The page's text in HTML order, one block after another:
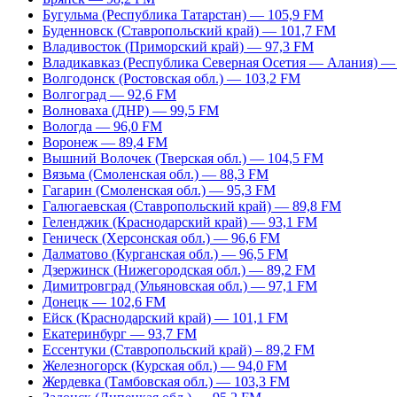
Бугульма (Республика Татарстан) — 105,9 FM
Буденновск (Ставропольский край) — 101,7 FM
Владивосток (Приморский край) — 97,3 FM
Владикавказ (Республика Северная Осетия — Алания)
Волгодонск (Ростовская обл.) — 103,2 FM
Волгоград — 92,6 FM
Волноваха (ДНР) — 99,5 FM
Вологда — 96,0 FM
Воронеж — 89,4 FM
Вышний Волочек (Тверская обл.) — 104,5 FM
Вязьма (Смоленская обл.) — 88,3 FM
Гагарин (Смоленская обл.) — 95,3 FM
Галюгаевская (Ставропольский край) — 89,8 FM
Геленджик (Краснодарский край) — 93,1 FM
Геническ (Херсонская обл.) — 96,6 FM
Далматово (Курганская обл.) — 96,5 FM
Дзержинск (Нижегородская обл.) — 89,2 FM
Димитровград (Ульяновская обл.) — 97,1 FM
Донецк — 102,6 FM
Ейск (Краснодарский край) — 101,1 FM
Екатеринбург — 93,7 FM
Ессентуки (Ставропольский край) – 89,2 FM
Железногорск (Курская обл.) — 94,0 FM
Жердевка (Тамбовская обл.) — 103,3 FM